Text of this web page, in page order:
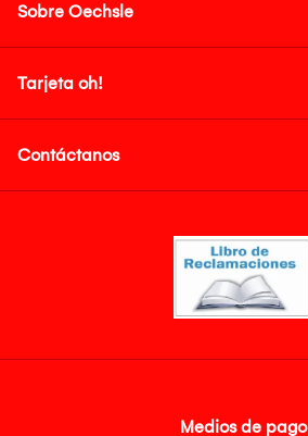
Sobre Oechsle
Tarjeta oh!
Contáctanos
Medios de pago